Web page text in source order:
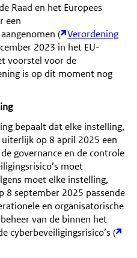
Raad en het Europees
een
( Verordening
2023 in het EU-
voorstel voor de
is op dit moment nog
bepaalt dat elke instelling,
op 8 april 2025 een
governance en de controle
moet
moet elke instelling,
september 2025 passende
en organisatorische
van de binnen het
cyberbeveiligingsrisico’s (